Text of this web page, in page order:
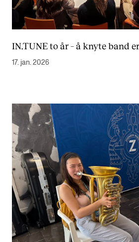
Rom, bygg, saler og studio
Semesterregistrering
STUDENTLIV
Si ifra!
Betalte spilleoppdrag
Utveksling og reiser
Velferd og helse
Mangfold og likestilling
AKTUELT
Arrangementer
IN.TUNE to år – å knyte band
17. jan. 2026